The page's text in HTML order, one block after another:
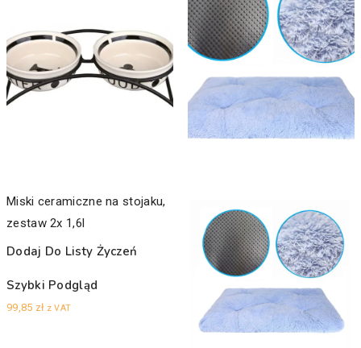
Miski ceramiczne na stojaku,
zestaw 2x 1,6l
Dodaj Do Listy Życzeń
Szybki Podgląd
99,85 zł z VAT